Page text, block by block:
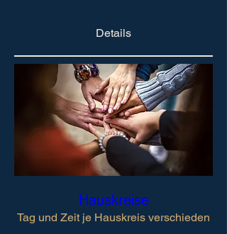
Details
Hauskreise
Tag und Zeit je Hauskreis verschieden